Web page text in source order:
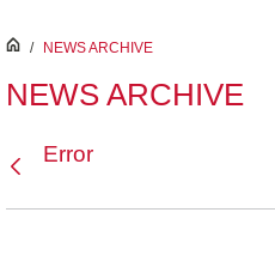
inici
/ NEWS ARCHIVE
NEWS ARCHIVE
Error